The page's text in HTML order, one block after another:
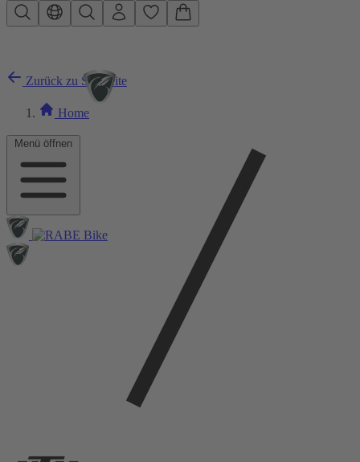
Zum Hauptinhalt springen
Menü öffnen
Zurück zu Startseite
Home